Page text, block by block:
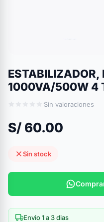
ESTABILIZADOR,
1000VA/500W 4
Sin valoraciones
S/ 60.00
Sin stock
Envio 1 a 3 dias